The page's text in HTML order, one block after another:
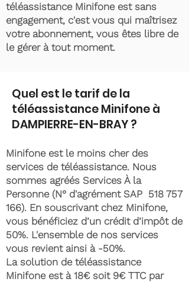
téléassistance Minifone est sans
engagement, c'est vous qui maîtrisez
votre abonnement, vous êtes libre de
le gérer à tout moment.
Quel est le tarif de la
téléassistance Minifone à
DAMPIERRE-EN-BRAY ?
Minifone est le moins cher des
services de téléassistance. Nous
sommes agréés Services À la
Personne (N° d'agrément SAP 518 757
166). En souscrivant chez Minifone,
vous bénéficiez d’un crédit d’impôt de
50%. L'ensemble de nos services
vous revient ainsi à -50%.
La solution de téléassistance
Minifone est à 18€ soit 9€ TTC par